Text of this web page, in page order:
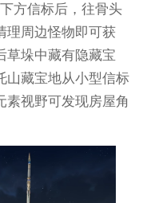
方信标后，往骨头
理周边怪物即可获
草垛中藏有隐藏宝
山藏宝地从小型信标
素视野可发现房屋角